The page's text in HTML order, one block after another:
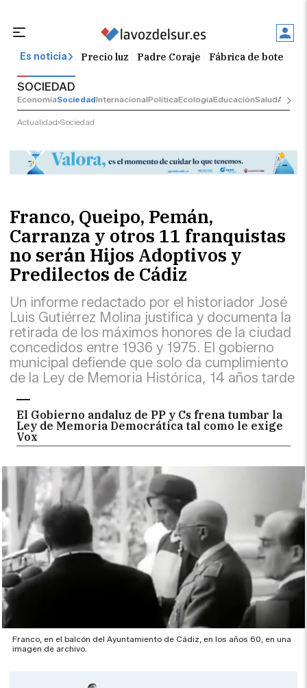
Es noticia Precio luz Padre Coraje Fábrica de botellas
SOCIEDAD
EconomíaSociedadInternacionalPolíticaEcologíaEducaciónSalud
Actualidad Sociedad
Franco, Queipo, Pemán,
Carranza y otros 11 franquistas
no serán Hijos Adoptivos y
Predilectos de Cádiz
Un informe redactado por el historiador José
Luis Gutiérrez Molina justifica y documenta la
retirada de los máximos honores de la ciudad
concedidos entre 1936 y 1975. El gobierno
municipal defiende que solo da cumplimiento
de la Ley de Memoria Histórica, 14 años tarde
El Gobierno andaluz de PP y Cs frena tumbar la
Ley de Memoria Democrática tal como le exige
Vox
Franco, en el balcón del Ayuntamiento de Cádiz, en los años 60, en una
imagen de archivo.